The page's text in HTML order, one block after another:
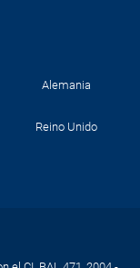
Alemania
Reino Unido